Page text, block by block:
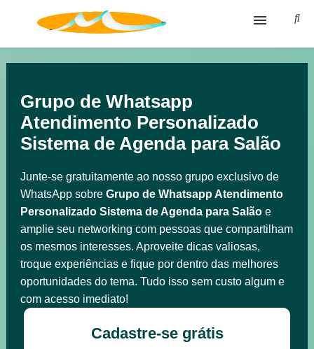
Blog
Glossário
Política de privacidade
Grupo de Whatsapp
Atendimento Personalizado
Sistema de Agenda para Salão
Junte-se gratuitamente ao nosso grupo exclusivo de
WhatsApp sobre Grupo de Whatsapp Atendimento
Personalizado Sistema de Agenda para Salãoe
amplie seu networking com pessoas que compartilham
os mesmos interesses. Aproveite dicas valiosas,
troque experiências e fique por dentro das melhores
oportunidades do tema. Tudo isso sem custo algum e
com acesso imediato!
Cadastre-se grátis